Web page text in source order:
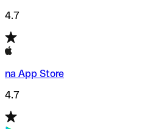
4.7
na App Store
4.7